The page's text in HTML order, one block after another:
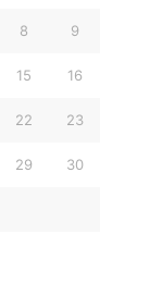
8 9
15 16
22 23
29 30